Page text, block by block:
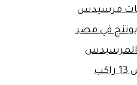
مرسيدس
في مصر
المرسيدس